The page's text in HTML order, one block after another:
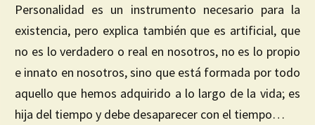
Personalidad es un instrumento necesario para la
existencia, pero explica también que es artificial, que
no es lo verdadero o real en nosotros, no es lo propio
e innato en nosotros, sino que está formada por todo
aquello que hemos adquirido a lo largo de la vida; es
hija del tiempo y debe desaparecer con el tiempo…